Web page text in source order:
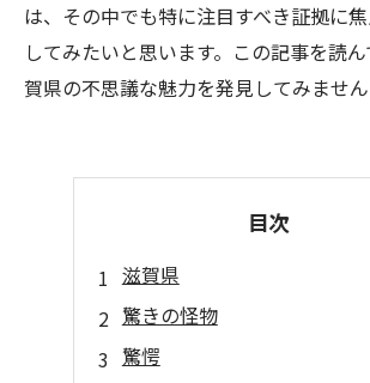
は、その中でも特に注目すべき証拠に
してみたいと思います。この記事を読
賀県の不思議な魅力を発見してみません
目次
滋賀県
驚きの怪物
驚愕